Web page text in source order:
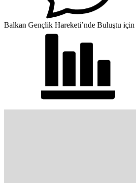
Balkan Gençlik Hareketi’nde Buluştu için